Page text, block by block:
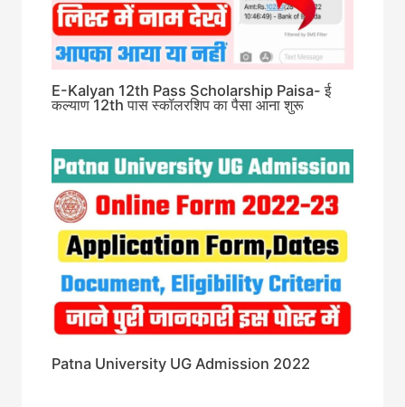
E-Kalyan 12th Pass Scholarship Paisa- ई
कल्याण 12th पास स्कॉलरशिप का पैसा आना शुरू
Patna University UG Admission 2022